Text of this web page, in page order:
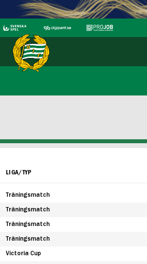
LIGA/TYP
Träningsmatch
Träningsmatch
Träningsmatch
Träningsmatch
Victoria Cup